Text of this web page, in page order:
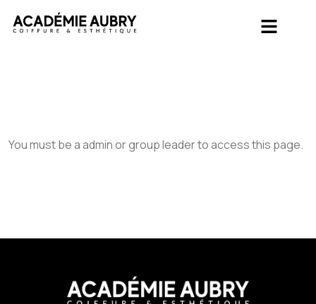
You must be a admin or group leader to access this page.